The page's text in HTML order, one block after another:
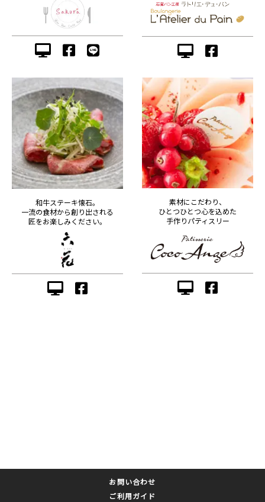
和牛ステーキ懐石。
一流の食材から創り出される
匠をお楽しみください。
素材にこだわり、
ひとつひとつ心を込めた
手作りパティスリー
お問い合わせ
ご利用ガイド